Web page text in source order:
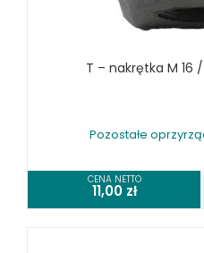
WYPOSAŻENIE STOŁÓW
WYPOSAŻENIE TOKAREK
SPRĘŻARKI I NARZĘDZIA
T – nakrętka M 16
Pozostałe
CENA NETTO
11,00 zł